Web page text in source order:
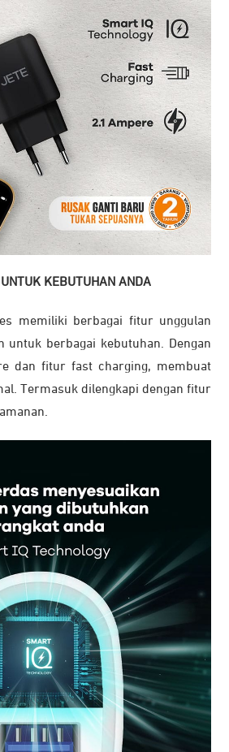
KEBUTUHAN ANDA
memiliki berbagai fitur unggulan
untuk berbagai kebutuhan. Dengan
dan fitur fast charging, membuat
Termasuk dilengkapi dengan fitur